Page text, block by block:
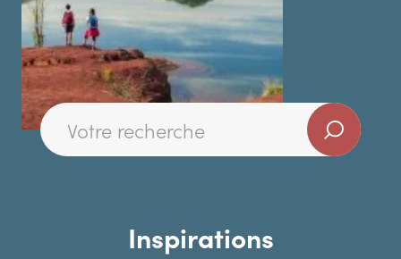
Inspirations